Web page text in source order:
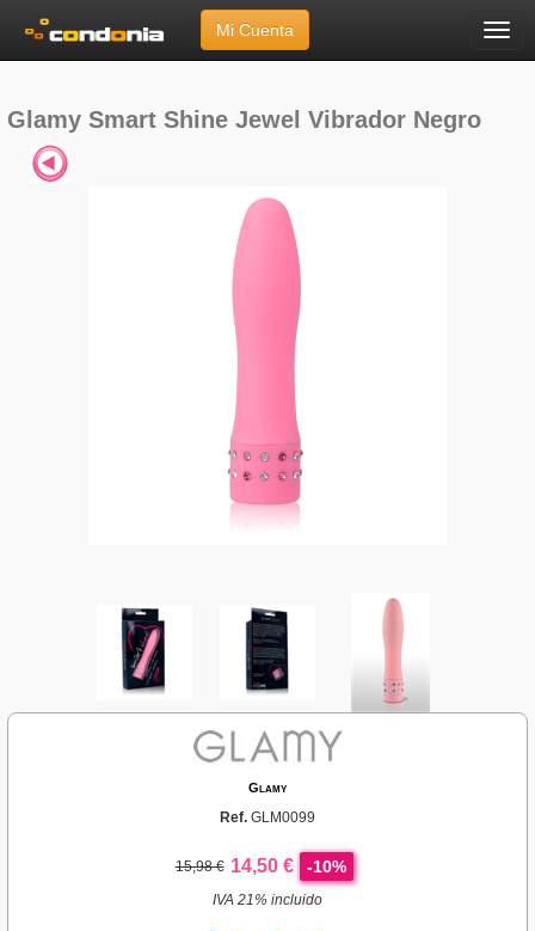
Menú
Mi Cuenta
Smart Shine Jewel Vibrador Negro
Glamy Smart Shine Jewel Vibrador Negro
Glamy
Ref. GLM0099
15,98 € 14,50 € -10%
IVA 21% incluido